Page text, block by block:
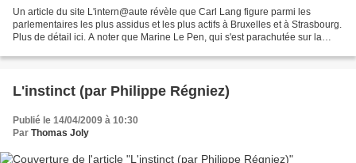
Un article du site L'intern@aute révèle que Carl Lang figure parmi les
parlementaires les plus assidus et les plus actifs à Bruxelles et à Strasbourg.
Plus de détail ici. A noter que Marine Le Pen, qui s'est parachutée sur la
L'instinct (par Philippe Régniez)
Publié le 14/04/2009 à 10:30
Par Thomas Joly